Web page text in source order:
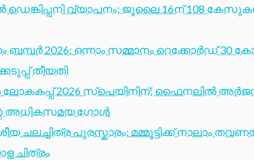
ഡെങ്കിപ്പനി വ്യാപനം; ജൂലൈ 16ന് 108
2026: ഒന്നാം സമ്മാനം റെക്കോർഡ് 30
തീയതി
2026 സ്പെയിനിന്; ഫൈനലിൽ
അധികസമയ ഗോൾ
ചലച്ചിത്ര പുരസ്കാരം: മമ്മൂട്ടിക്ക് നാലാം
ചിത്രം